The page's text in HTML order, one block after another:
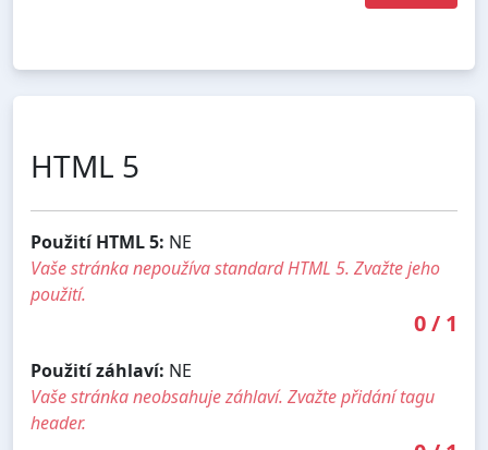
HTML 5
Použití HTML 5: NE
Vaše stránka nepoužíva standard HTML 5. Zvažte jeho
použití.
0/ 1
Použití záhlaví: NE
Vaše stránka neobsahuje záhlaví. Zvažte přidání tagu
header.